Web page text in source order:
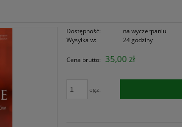
Dostępność:
na wyczerpaniu
Wysyłka w:
24 godziny
Cena brutto: 35,00 zł
egz.